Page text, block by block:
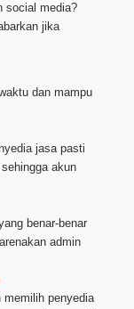
social media?
jika
dan mampu
jasa pasti
akun
benar-benar
admin
penyedia